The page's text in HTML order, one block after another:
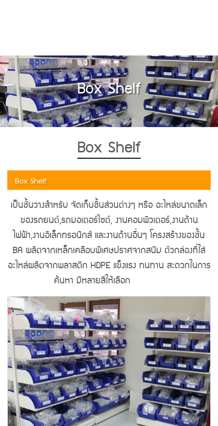
Box Shelf
Box Shelf
Box Shelf
เป็นชั้นวางสำหรับ จัดเก็บชิ้นส่วนต่างๆ หรือ อะไหล่ขนาดเล็ก
ของรถยนต์,รถมอเตอร์ไซต์, งานคอมพิวเตอร์,งานด้าน
ไฟฟ้า,งานอิเล็กทรอนิกส์ และงานด้านอื่นๆ โครงสร้างของชั้น
BA ผลิตจากเหล็กเคลือบพิเศษปราศจากสนิม ตัวกล่องที่ใส่
อะไหล่ผลิตจากพลาสติก HDPE แข็งแรง ทนทาน สะดวกในการ
ค้นหา มีหลายสีให้เลือก